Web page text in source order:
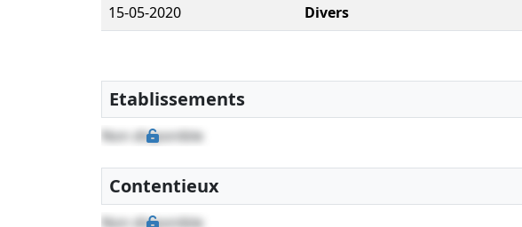
15-05-2020
Divers
Etablissements
Non disponible
Contentieux
Non disponible